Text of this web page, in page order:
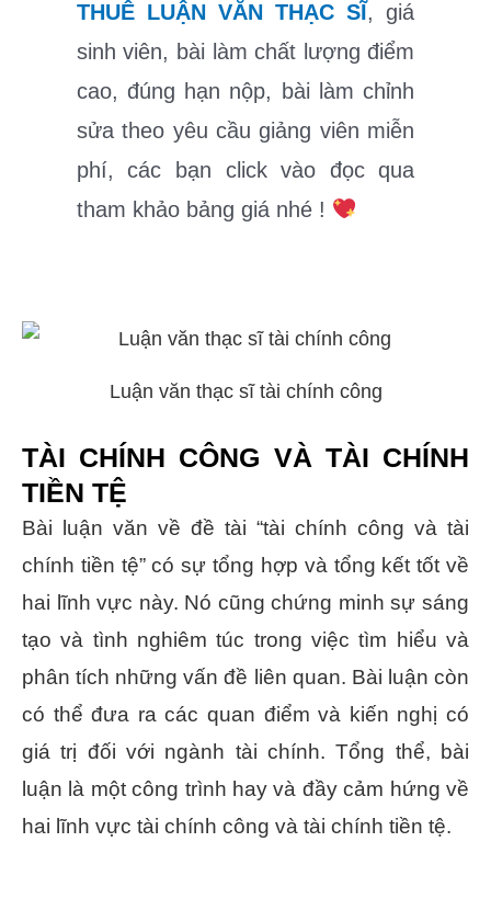
THUÊ LUẬN VĂN THẠC SĨ, giá
sinh viên, bài làm chất lượng điểm
cao, đúng hạn nộp, bài làm chỉnh
sửa theo yêu cầu giảng viên miễn
phí, các bạn click vào đọc qua
tham khảo bảng giá nhé !
Luận văn thạc sĩ tài chính công
TÀI CHÍNH CÔNG VÀ TÀI CHÍNH
TIỀN TỆ
Bài luận văn về đề tài “tài chính công và tài
chính tiền tệ” có sự tổng hợp và tổng kết tốt về
hai lĩnh vực này. Nó cũng chứng minh sự sáng
tạo và tình nghiêm túc trong việc tìm hiểu và
phân tích những vấn đề liên quan. Bài luận còn
có thể đưa ra các quan điểm và kiến nghị có
giá trị đối với ngành tài chính. Tổng thể, bài
luận là một công trình hay và đầy cảm hứng về
hai lĩnh vực tài chính công và tài chính tiền tệ.